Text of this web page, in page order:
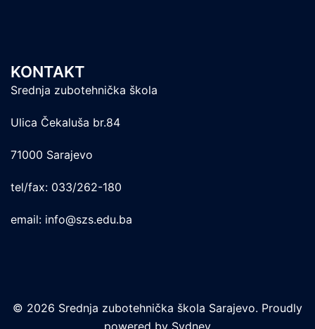
KONTAKT
Srednja zubotehnička škola
Ulica Čekaluša br.84
71000 Sarajevo
tel/fax: 033/262-180
email: info@szs.edu.ba
© 2026 Srednja zubotehnička škola Sarajevo. Proudly
powered by Sydney